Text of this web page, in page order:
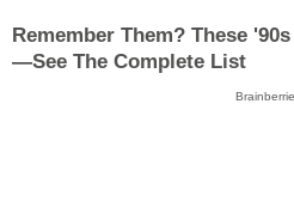
Remember Them? These
—See The Complete List